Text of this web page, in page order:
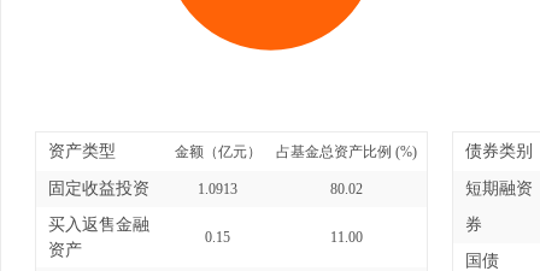
资产类型 金额（亿元） 占基金总资产比例 (%)
固定收益投资 1.0913 80.02
买入返售金融
资产
0.15 11.00
债券类别
短期融资
券
国债